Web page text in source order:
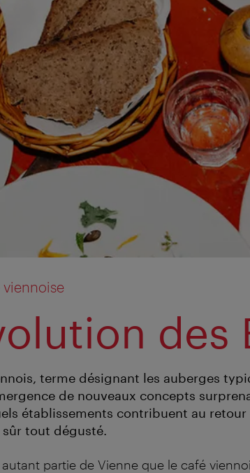
viennoise
des
terme désignant les auberges
de nouveaux concepts
établissements contribuent au retour
sûr tout dégusté.
partie de Vienne que le café